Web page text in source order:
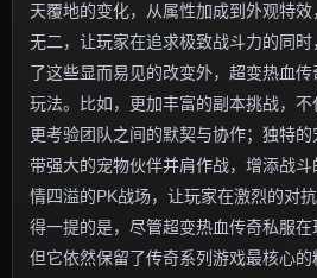
天覆地的变化，从属性加成到外观特
无二，让玩家在追求极致战斗力的同
了这些显而易见的改变外，超变热血
玩法。比如，更加丰富的副本挑战，不
更考验团队之间的默契与协作；独特
带强大的宠物伙伴并肩作战，增添战
情四溢的PK战场，让玩家在激烈的对
得一提的是，尽管超变热血传奇私服在
但它依然保留了传奇系列游戏最核心